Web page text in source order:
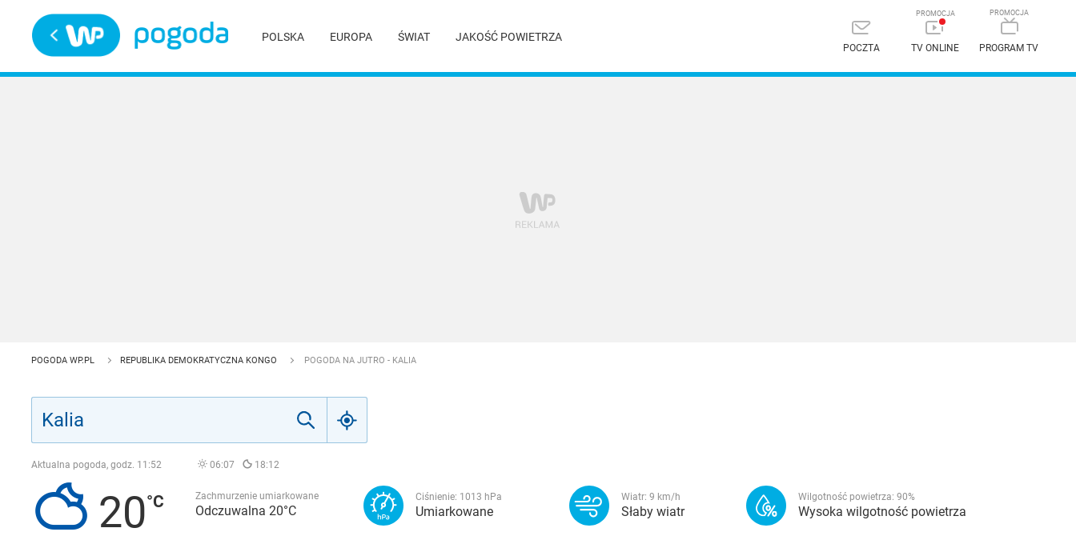
POLSKA EUROPA ŚWIAT JAKOŚĆ POWIETRZA
POCZTA TV ONLINE PROGRAM TV
POGODA WP.PL REPUBLIKA DEMOKRATYCZNA KONGO POGODA NA JUTRO - KALIA
Aktualna pogoda, godz. 11:52 06:07 18:12
20 Zachmurzenie umiarkowane
Odczuwalna 20°C
Ciśnienie: 1013 hPa
Umiarkowane
Wiatr: 9 km/h
Słaby wiatr
Wilgotność powietrza: 90%
Wysoka wilgotność powietrza